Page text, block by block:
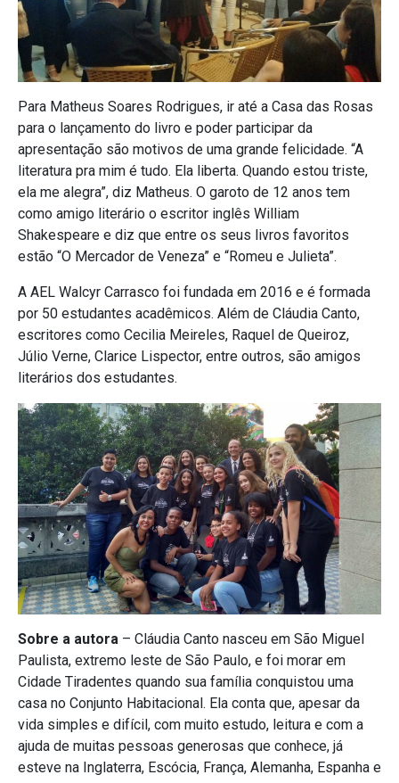
Para Matheus Soares Rodrigues, ir até a Casa das Rosas
para o lançamento do livro e poder participar da
apresentação são motivos de uma grande felicidade. “A
literatura pra mim é tudo. Ela liberta. Quando estou triste,
ela me alegra”, diz Matheus. O garoto de 12 anos tem
como amigo literário o escritor inglês William
Shakespeare e diz que entre os seus livros favoritos
estão “O Mercador de Veneza” e “Romeu e Julieta”.
A AEL Walcyr Carrasco foi fundada em 2016 e é formada
por 50 estudantes acadêmicos. Além de Cláudia Canto,
escritores como Cecilia Meireles, Raquel de Queiroz,
Júlio Verne, Clarice Lispector, entre outros, são amigos
literários dos estudantes.
Sobre a autora – Cláudia Canto nasceu em São Miguel
Paulista, extremo leste de São Paulo, e foi morar em
Cidade Tiradentes quando sua família conquistou uma
casa no Conjunto Habitacional. Ela conta que, apesar da
vida simples e difícil, com muito estudo, leitura e com a
ajuda de muitas pessoas generosas que conhece, já
esteve na Inglaterra, Escócia, França, Alemanha, Espanha e